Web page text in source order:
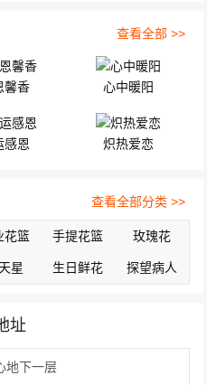
查看全部 >>
馨香 心中暖阳
感恩 炽热爱恋
查看全部分类 >>
花篮 手提花篮 玫瑰花
星 生日鲜花 探望病人
址
地下一层